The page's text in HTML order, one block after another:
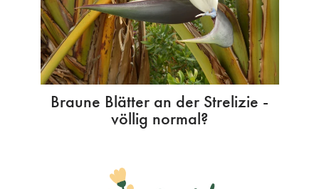
Braune Blätter an der Strelizie -
völlig normal?